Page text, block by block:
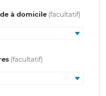
à domicile